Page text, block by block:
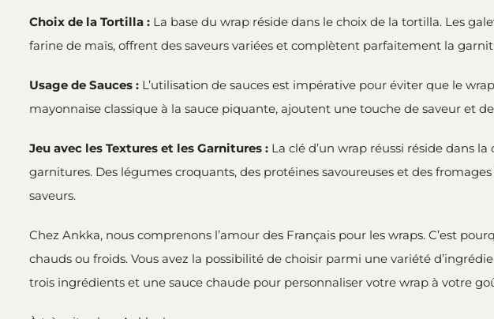
Choix de la Tortilla : La base du wrap réside dans le choix de la tortilla. Les
farine de maïs, offrent des saveurs variées et complètent parfaitement la
Usage de Sauces : L’utilisation de sauces est impérative pour éviter que le
mayonnaise classique à la sauce piquante, ajoutent une touche de saveur et
Jeu avec les Textures et les Garnitures : La clé d’un wrap réussi réside dans
garnitures. Des légumes croquants, des protéines savoureuses et des
saveurs.
Chez Ankka, nous comprenons l’amour des Français pour les wraps. C’est
chauds ou froids. Vous avez la possibilité de choisir parmi une variété
trois ingrédients et une sauce chaude pour personnaliser votre wrap à votre